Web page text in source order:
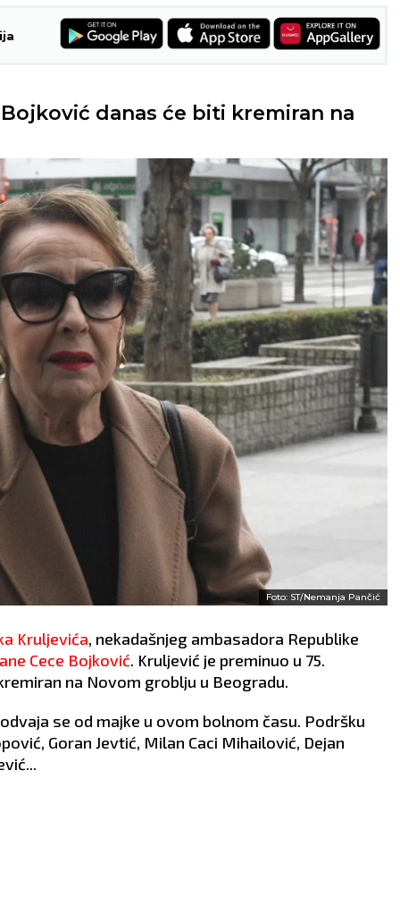
danas će biti kremiran na
Foto: ST/Nemanja Pančić
Kruljevića, nekadašnjeg ambasadora Republike
Cece Bojković. Kruljević je preminuo u 75.
na Novom groblju u Beogradu.
se od majke u ovom bolnom času. Podršku
Goran Jevtić, Milan Caci Mihailović, Dejan